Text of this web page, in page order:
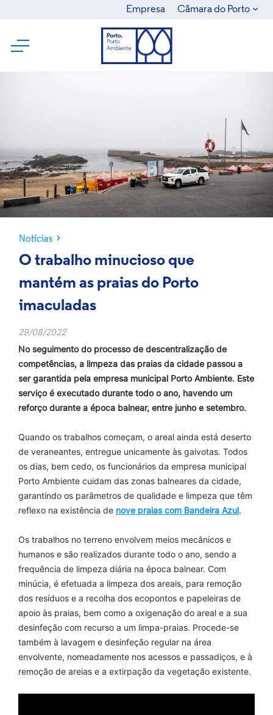
Empresa
Câmara do Porto
Ágora
Águas e Energia do Porto
Notícias
O trabalho minucioso que
mantém as praias do Porto
imaculadas
29/08/2022
No seguimento do processo de descentralização de
competências, a limpeza das praias da cidade passou a
ser garantida pela empresa municipal Porto Ambiente. Este
serviço é executado durante todo o ano, havendo um
reforço durante a época balnear, entre junho e setembro.
Quando os trabalhos começam, o areal ainda está deserto
de veraneantes, entregue unicamente às gaivotas. Todos
os dias, bem cedo, os funcionários da empresa municipal
Porto Ambiente cuidam das zonas balneares da cidade,
garantindo os parâmetros de qualidade e limpeza que têm
reflexo na existência de nove praias com Bandeira Azul.
Os trabalhos no terreno envolvem meios mecânicos e
humanos e são realizados durante todo o ano, sendo a
frequência de limpeza diária na época balnear. Com
minúcia, é efetuada a limpeza dos areais, para remoção
dos resíduos e a recolha dos ecopontos e papeleiras de
apoio às praias, bem como a oxigenação do areal e a sua
desinfeção com recurso a um limpa-praias. Procede-se
também à lavagem e desinfeção regular na área
envolvente, nomeadamente nos acessos e passadiços, e à
remoção de areias e a extirpação da vegetação existente.